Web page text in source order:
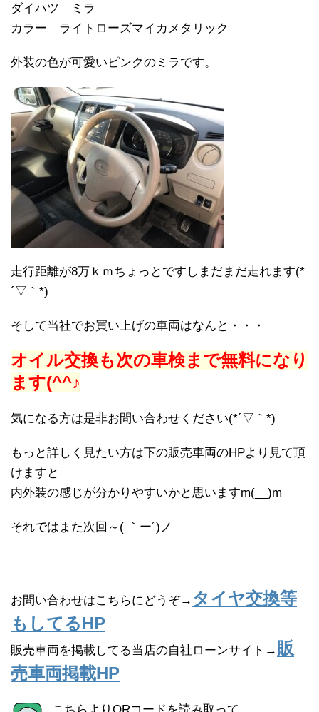
ダイハツ ミラ
カラー ライトローズマイカメタリック
外装の色が可愛いピンクのミラです。
走行距離が8万ｋｍちょっとですしまだまだ走れます(*
´▽｀*)
そして当社でお買い上げの車両はなんと・・・
オイル交換も次の車検まで無料になり
ます(^^♪
気になる方は是非お問い合わせください(*´▽｀*)
もっと詳しく見たい方は下の販売車両のHPより見て頂
けますと
内外装の感じが分かりやすいかと思いますm(__)m
それではまた次回～( ｀ー´)ノ
お問い合わせはこちらにどうぞ→ タイヤ交換等
もしてるHP
販売車両を掲載してる当店の自社ローンサイト→ 販
売車両掲載HP
こちらよりQRコードを読み取って